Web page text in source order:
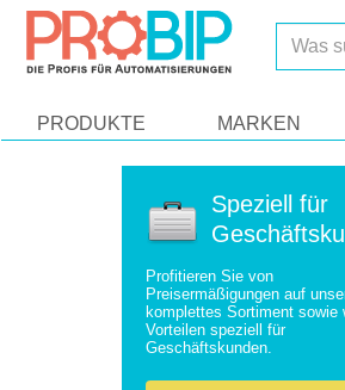
PRODUKTE MARKEN
Speziell für
Profitieren Sie von
Preisermäßigungen auf
komplettes Sortiment sowie
Vorteilen speziell für
Geschäftskunden.
Lassen Sie uns unsere Cookies vorstellen!